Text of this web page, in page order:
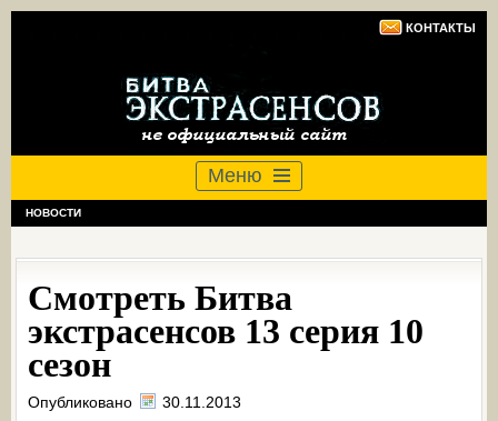
КОНТАКТЫ
Меню
НОВОСТИ
Смотреть Битва
экстрасенсов 13 серия 10
сезон
Опубликовано 30.11.2013